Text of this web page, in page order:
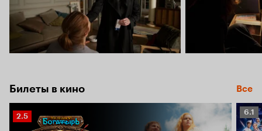
Билеты в кино Все
Рейтинг
Кинопоиска
2.5 6.1